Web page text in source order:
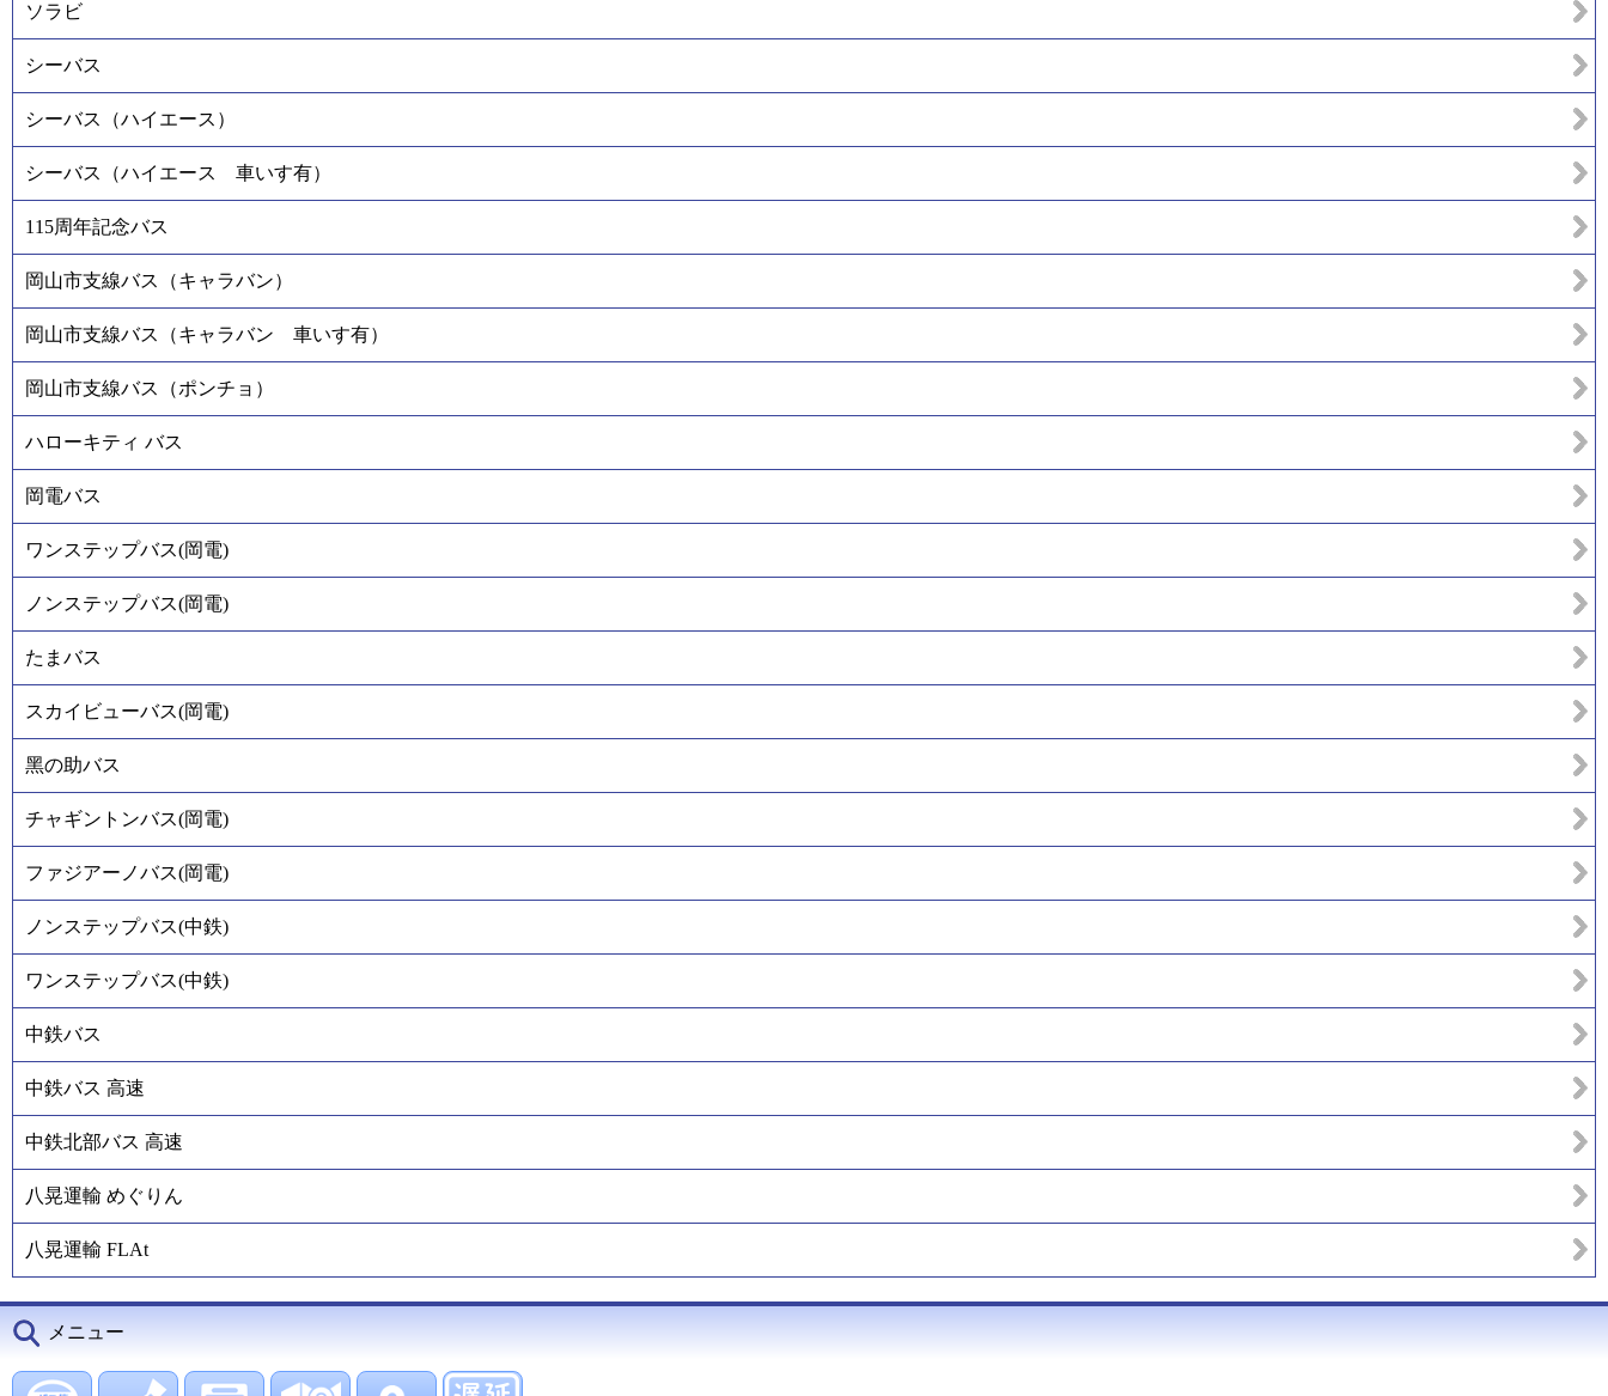
ソラビ
シーバス
シーバス（ハイエース）
シーバス（ハイエース 車いす有）
115周年記念バス
岡山市支線バス（キャラバン）
岡山市支線バス（キャラバン 車いす有）
岡山市支線バス（ポンチョ）
ハローキティ バス
岡電バス
ワンステップバス(岡電)
ノンステップバス(岡電)
たまバス
スカイビューバス(岡電)
黑の助バス
チャギントンバス(岡電)
ファジアーノバス(岡電)
ノンステップバス(中鉄)
ワンステップバス(中鉄)
中鉄バス
中鉄バス 高速
中鉄北部バス 高速
八晃運輸 めぐりん
八晃運輸 FLAt
メニュー